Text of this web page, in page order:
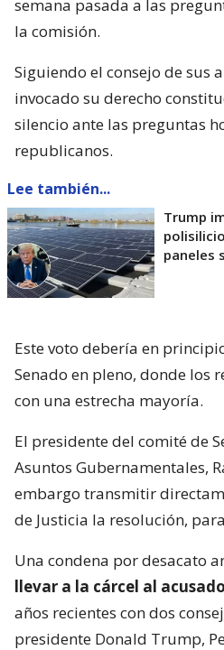
semana pasada a las
la comisión.
Siguiendo el consejo de sus
invocado su derecho
silencio ante las preguntas
republicanos.
Lee también...
Trump
paneles
Este voto debería en
Senado en pleno, donde los
con una estrecha mayoría.
El presidente del comité de
Asuntos Gubernamentales,
embargo transmitir
de Justicia la resolución,
Una condena por desacato
llevar a la cárcel al
años recientes con dos
presidente Donald Trump,